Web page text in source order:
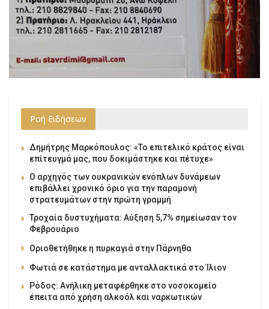
Ροή Ειδήσεων
Δημήτρης Μαρκόπουλος: «Το επιτελικό κράτος είναι
επίτευγμά μας, που δοκιμάστηκε και πέτυχε»
Ο αρχηγός των ουκρανικών ενόπλων δυνάμεων
επιβάλλει χρονικό όριο για την παραμονή
στρατευμάτων στην πρώτη γραμμή
Τροχαία δυστυχήματα: Αύξηση 5,7% σημείωσαν τον
Φεβρουάριο
Οριοθετήθηκε η πυρκαγιά στην Πάρνηθα
Φωτιά σε κατάστημα με ανταλλακτικά στο Ίλιον
Ρόδος: Ανήλικη μεταφέρθηκε στο νοσοκομείο
έπειτα από χρήση αλκοόλ και ναρκωτικών